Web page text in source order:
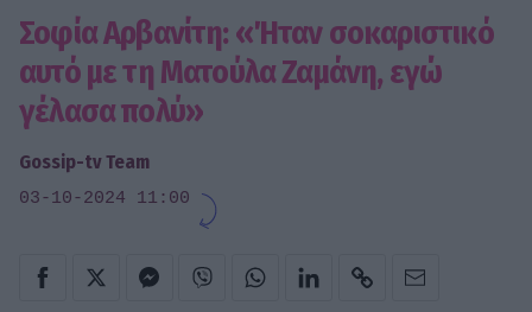
Σοφία Αρβανίτη: «Ήταν σοκαριστικό
αυτό με τη Ματούλα Ζαμάνη, εγώ
γέλασα πολύ»
Gossip-tv Team
03-10-2024 11:00